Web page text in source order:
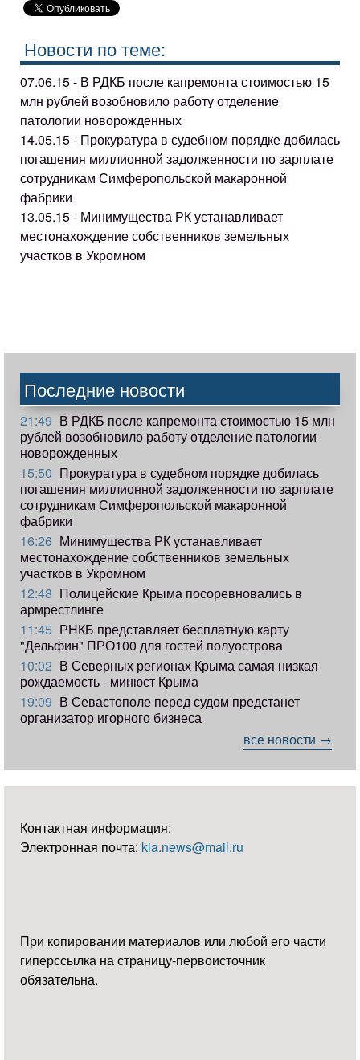
Новости по теме:
07.06.15 - В РДКБ после капремонта стоимостью 15
млн рублей возобновило работу отделение
патологии новорожденных
14.05.15 - Прокуратура в судебном порядке добилась
погашения миллионной задолженности по зарплате
сотрудникам Симферопольской макаронной
фабрики
13.05.15 - Минимущества РК устанавливает
местонахождение собственников земельных
участков в Укромном
Последние новости
21:49 В РДКБ после капремонта стоимостью 15 млн
рублей возобновило работу отделение патологии
новорожденных
15:50 Прокуратура в судебном порядке добилась
погашения миллионной задолженности по зарплате
сотрудникам Симферопольской макаронной
фабрики
16:26 Минимущества РК устанавливает
местонахождение собственников земельных
участков в Укромном
12:48 Полицейские Крыма посоревновались в
армрестлинге
11:45 РНКБ представляет бесплатную карту
"Дельфин" ПРО100 для гостей полуострова
10:02 В Северных регионах Крыма самая низкая
рождаемость - минюст Крыма
19:09 В Севастополе перед судом предстанет
организатор игорного бизнеса
все новости →
Контактная информация:
Электронная почта: kia.news@mail.ru
При копировании материалов или любой его части
гиперссылка на страницу-первоисточник
обязательна.